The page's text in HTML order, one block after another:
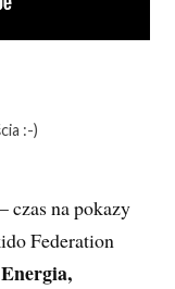
:-)
czas na pokazy
Federation